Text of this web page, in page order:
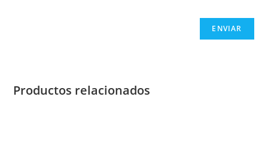
Productos relacionados